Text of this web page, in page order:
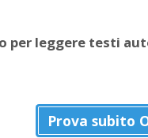
per leggere testi
Prova subito